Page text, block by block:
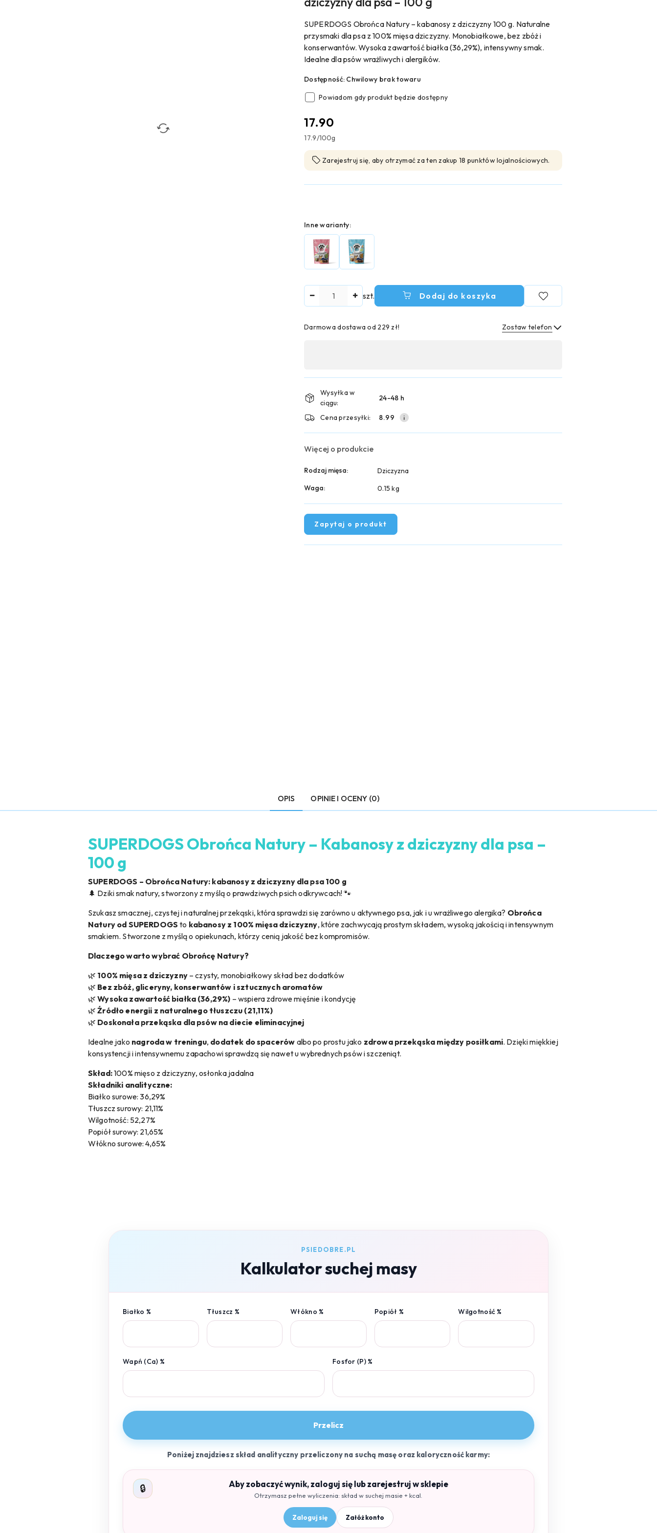
SUPERDOGS Obrońca Natury – kabanosy z dziczyzny 100 g. Naturalne
przysmaki dla psa z 100% mięsa dziczyzny. Monobiałkowe, bez zbóż i
konserwantów. Wysoka zawartość białka (36,29%), intensywny smak.
Idealne dla psów wrażliwych i alergików.
Dostępność: Chwilowy brak towaru
Powiadom gdy produkt będzie dostępny
cena:
17.90
17.9/100g
Zarejestruj się, aby otrzymać za ten zakup 18 punktów lojalnościowych.
Wariant
Inne warianty:
szt. Dodaj do koszyka
Darmowa dostawa od 229 zł! Zostaw telefon
płatność
i
dostawa
Wysyłka w
ciągu:
24-48 h
Cena przesyłki: 8.99
Więcej o produkcie
Rodzaj mięsa:
Dziczyzna
Waga:
0.15 kg
Zapytaj o produkt
OPIS OPINIE I OCENY (0)
SUPERDOGS Obrońca Natury – Kabanosy z dziczyzny dla psa –
100 g
SUPERDOGS – Obrońca Natury: kabanosy z dziczyzny dla psa 100 g
🌲 Dziki smak natury, stworzony z myślą o prawdziwych psich odkrywcach! 🐾
Szukasz smacznej, czystej i naturalnej przekąski, która sprawdzi się zarówno u aktywnego psa, jak i u wrażliwego alergika? Obrońca
Natury od SUPERDOGS to kabanosy z 100% mięsa dziczyzny, które zachwycają prostym składem, wysoką jakością i intensywnym
smakiem. Stworzone z myślą o opiekunach, którzy cenią jakość bez kompromisów.
Dlaczego warto wybrać Obrońcę Natury?
🌿 100% mięsa z dziczyzny– czysty, monobiałkowy skład bez dodatków
🌿 Bez zbóż, gliceryny, konserwantów i sztucznych aromatów
🌿Wysoka zawartość białka (36,29%) – wspiera zdrowe mięśnie i kondycję
🌿Źródło energii z naturalnego tłuszczu (21,11%)
🌿 Doskonała przekąska dla psów na diecie eliminacyjnej
Idealne jako nagroda w treningu, dodatek do spacerów albo po prostu jako zdrowa przekąska między posiłkami. Dzięki miękkiej
konsystencji i intensywnemu zapachowi sprawdzą się nawet u wybrednych psów i szczeniąt.
Skład:100% mięso z dziczyzny, osłonka jadalna
Składniki analityczne:
Białko surowe: 36,29%
Tłuszcz surowy: 21,11%
Wilgotność: 52,27%
Popiół surowy: 21,65%
Włókno surowe: 4,65%
PSIEDOBRE.PL
Kalkulator suchej masy
Białko % Tłuszcz % Włókno % Popiół % Wilgotność %
Wapń (Ca) % Fosfor (P) %
Przelicz
Poniżej znajdziesz skład analityczny przeliczony na suchą masę oraz kaloryczność karmy:
🔒 Aby zobaczyć wynik, zaloguj się lub zarejestruj w sklepie
Otrzymasz pełne wyliczenia: skład w suchej masie + kcal.
Zaloguj się Załóż konto